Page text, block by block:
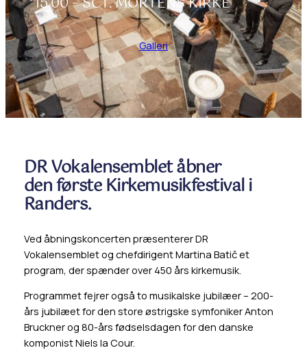
Galleri
DR Vokalensemblet åbner
den første Kirkemusikfestival i
Randers.
Ved åbningskoncerten præsenterer DR
Vokalensemblet og chefdirigent Martina Batič et
program, der spænder over 450 års kirkemusik.
Programmet fejrer også to musikalske jubilæer – 200-
års jubilæet for den store østrigske symfoniker Anton
Bruckner og 80-års fødselsdagen for den danske
komponist Niels la Cour.